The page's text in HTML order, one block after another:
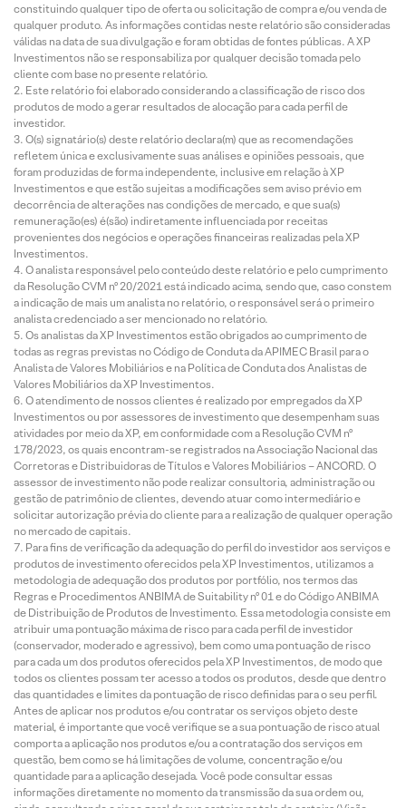
constituindo qualquer tipo de oferta ou solicitação de compra e/ou venda de
qualquer produto. As informações contidas neste relatório são consideradas
válidas na data de sua divulgação e foram obtidas de fontes públicas. A XP
Investimentos não se responsabiliza por qualquer decisão tomada pelo
cliente com base no presente relatório.
Este relatório foi elaborado considerando a classificação de risco dos
produtos de modo a gerar resultados de alocação para cada perfil de
investidor.
O(s) signatário(s) deste relatório declara(m) que as recomendações
refletem única e exclusivamente suas análises e opiniões pessoais, que
foram produzidas de forma independente, inclusive em relação à XP
Investimentos e que estão sujeitas a modificações sem aviso prévio em
decorrência de alterações nas condições de mercado, e que sua(s)
remuneração(es) é(são) indiretamente influenciada por receitas
provenientes dos negócios e operações financeiras realizadas pela XP
Investimentos.
O analista responsável pelo conteúdo deste relatório e pelo cumprimento
da Resolução CVM nº 20/2021 está indicado acima, sendo que, caso constem
a indicação de mais um analista no relatório, o responsável será o primeiro
analista credenciado a ser mencionado no relatório.
Os analistas da XP Investimentos estão obrigados ao cumprimento de
todas as regras previstas no Código de Conduta da APIMEC Brasil para o
Analista de Valores Mobiliários e na Política de Conduta dos Analistas de
Valores Mobiliários da XP Investimentos.
O atendimento de nossos clientes é realizado por empregados da XP
Investimentos ou por assessores de investimento que desempenham suas
atividades por meio da XP, em conformidade com a Resolução CVM nº
178/2023, os quais encontram-se registrados na Associação Nacional das
Corretoras e Distribuidoras de Títulos e Valores Mobiliários – ANCORD. O
assessor de investimento não pode realizar consultoria, administração ou
gestão de patrimônio de clientes, devendo atuar como intermediário e
solicitar autorização prévia do cliente para a realização de qualquer operação
no mercado de capitais.
Para fins de verificação da adequação do perfil do investidor aos serviços e
produtos de investimento oferecidos pela XP Investimentos, utilizamos a
metodologia de adequação dos produtos por portfólio, nos termos das
Regras e Procedimentos ANBIMA de Suitability nº 01 e do Código ANBIMA
de Distribuição de Produtos de Investimento. Essa metodologia consiste em
atribuir uma pontuação máxima de risco para cada perfil de investidor
(conservador, moderado e agressivo), bem como uma pontuação de risco
para cada um dos produtos oferecidos pela XP Investimentos, de modo que
todos os clientes possam ter acesso a todos os produtos, desde que dentro
das quantidades e limites da pontuação de risco definidas para o seu perfil.
Antes de aplicar nos produtos e/ou contratar os serviços objeto deste
material, é importante que você verifique se a sua pontuação de risco atual
comporta a aplicação nos produtos e/ou a contratação dos serviços em
questão, bem como se há limitações de volume, concentração e/ou
quantidade para a aplicação desejada. Você pode consultar essas
informações diretamente no momento da transmissão da sua ordem ou,